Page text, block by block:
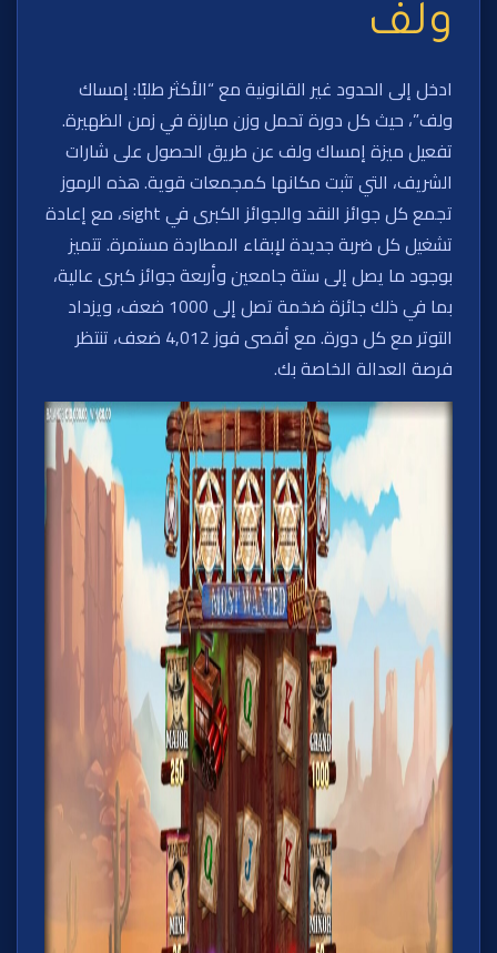
ولف
ادخل إلى الحدود غير القانونية مع “الأكثر طلبًا: إمساك
ولف”، حيث كل دورة تحمل وزن مبارزة في زمن الظهيرة.
تفعيل ميزة إمساك ولف عن طريق الحصول على شارات
الشريف، التي تثبت مكانها كمجمعات قوية. هذه الرموز
تجمع كل جوائز النقد والجوائز الكبرى في sight، مع إعادة
تشغيل كل ضربة جديدة لإبقاء المطاردة مستمرة. تتميز
بوجود ما يصل إلى ستة جامعين وأربعة جوائز كبرى عالية،
بما في ذلك جائزة ضخمة تصل إلى 1000 ضعف، ويزداد
التوتر مع كل دورة. مع أقصى فوز 4,012 ضعف، تنتظر
فرصة العدالة الخاصة بك.